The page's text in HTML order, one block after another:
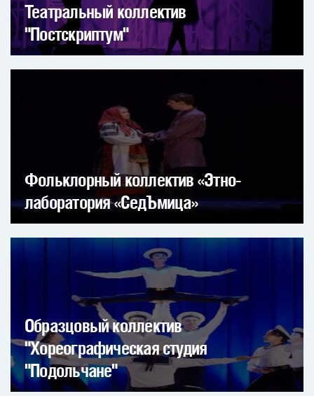
Театральный коллектив
"Постскриптум"
Фольклорный коллектив «Этно-
лаборатория «СедЪмица»
Образцовый коллектив
"Хореографическая студия
"Подольчане"